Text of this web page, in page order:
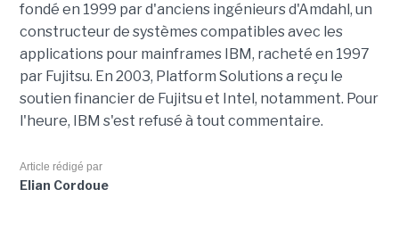
fondé en 1999 par d'anciens ingénieurs d'Amdahl, un
constructeur de systèmes compatibles avec les
applications pour mainframes IBM, racheté en 1997
par Fujitsu. En 2003, Platform Solutions a reçu le
soutien financier de Fujitsu et Intel, notamment. Pour
l'heure, IBM s'est refusé à tout commentaire.
Article rédigé par
Elian Cordoue